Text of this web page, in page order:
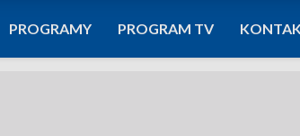
PROGRAMY PROGRAM TV